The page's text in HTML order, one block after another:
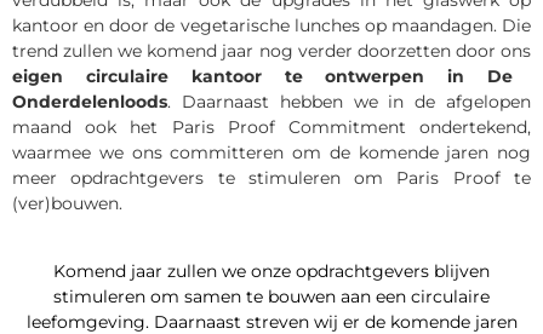
kantoor en door de vegetarische lunches op maandagen. Die
trend zullen we komend jaar nog verder doorzetten door ons
eigen circulaire kantoor te ontwerpen in De
Onderdelenloods. Daarnaast hebben we in de afgelopen
maand ook het Paris Proof Commitment ondertekend,
waarmee we ons committeren om de komende jaren nog
meer opdrachtgevers te stimuleren om Paris Proof te
(ver)bouwen.
Komend jaar zullen we onze opdrachtgevers blijven
stimuleren om samen te bouwen aan een circulaire
leefomgeving. Daarnaast streven wij er de komende jaren